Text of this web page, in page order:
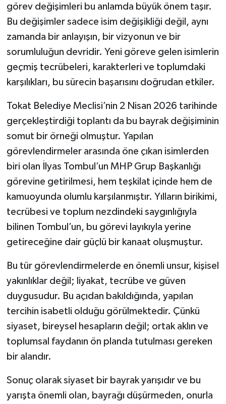
görev değişimleri bu anlamda büyük önem taşır.
Bu değişimler sadece isim değişikliği değil, aynı
zamanda bir anlayışın, bir vizyonun ve bir
sorumluluğun devridir. Yeni göreve gelen isimlerin
geçmiş tecrübeleri, karakterleri ve toplumdaki
karşılıkları, bu sürecin başarısını doğrudan etkiler.
Tokat Belediye Meclisi’nin 2 Nisan 2026 tarihinde
gerçekleştirdiği toplantı da bu bayrak değişiminin
somut bir örneği olmuştur. Yapılan
görevlendirmeler arasında öne çıkan isimlerden
biri olan İlyas Tombul’un MHP Grup Başkanlığı
görevine getirilmesi, hem teşkilat içinde hem de
kamuoyunda olumlu karşılanmıştır. Yılların birikimi,
tecrübesi ve toplum nezdindeki saygınlığıyla
bilinen Tombul’un, bu görevi layıkıyla yerine
getireceğine dair güçlü bir kanaat oluşmuştur.
Bu tür görevlendirmelerde en önemli unsur, kişisel
yakınlıklar değil; liyakat, tecrübe ve güven
duygusudur. Bu açıdan bakıldığında, yapılan
tercihin isabetli olduğu görülmektedir. Çünkü
siyaset, bireysel hesapların değil; ortak aklın ve
toplumsal faydanın ön planda tutulması gereken
bir alandır.
Sonuç olarak siyaset bir bayrak yarışıdır ve bu
yarışta önemli olan, bayrağı düşürmeden, onurla